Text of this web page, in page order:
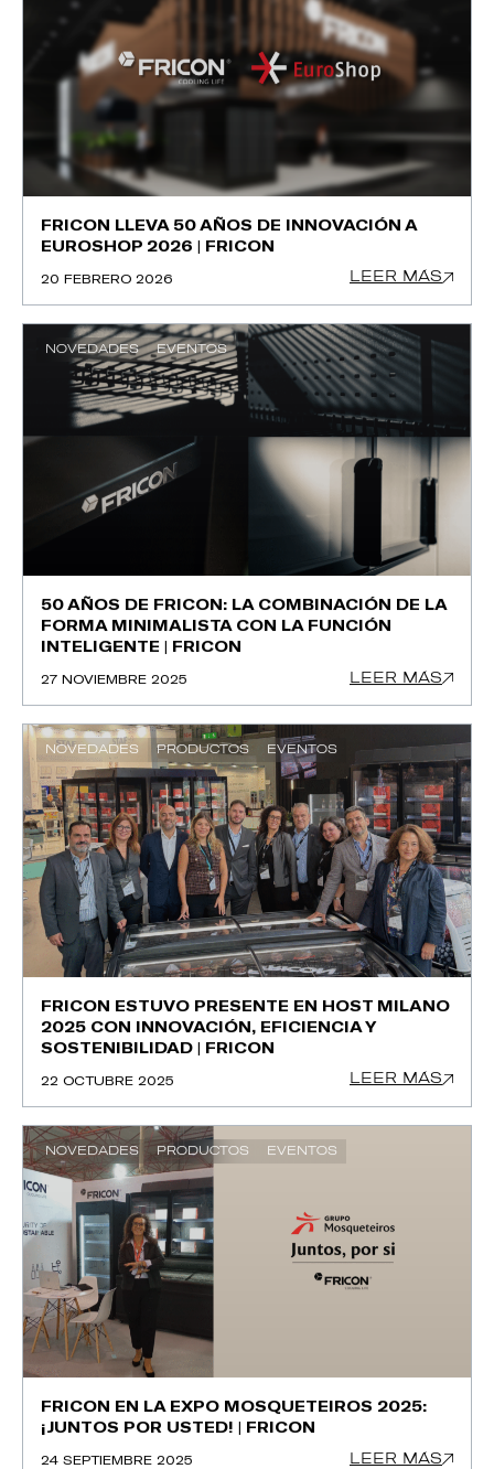
FRICON LLEVA 50 AÑOS DE INNOVACIÓN A
EUROSHOP 2026 | FRICON
20 FEBRERO 2026 LEER MÁS
NOVEDADES EVENTOS
50 AÑOS DE FRICON: LA COMBINACIÓN DE LA
FORMA MINIMALISTA CON LA FUNCIÓN
INTELIGENTE | FRICON
27 NOVIEMBRE 2025 LEER MÁS
NOVEDADES PRODUCTOS EVENTOS
FRICON ESTUVO PRESENTE EN HOST MILANO
2025 CON INNOVACIÓN, EFICIENCIA Y
SOSTENIBILIDAD | FRICON
22 OCTUBRE 2025 LEER MÁS
NOVEDADES PRODUCTOS EVENTOS
FRICON EN LA EXPO MOSQUETEIROS 2025:
¡JUNTOS POR USTED! | FRICON
24 SEPTIEMBRE 2025 LEER MÁS